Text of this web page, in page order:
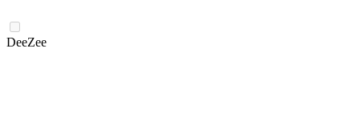
DeeZee